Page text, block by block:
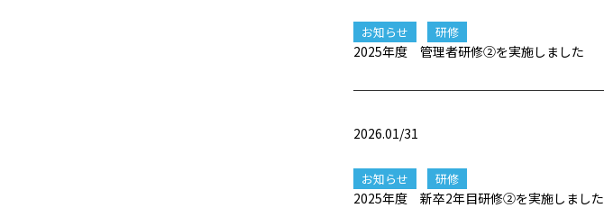
お知らせ 研修
2025年度 管理者研修②を実施しました
2026.01/31
お知らせ 研修
2025年度 新卒2年目研修②を実施しました